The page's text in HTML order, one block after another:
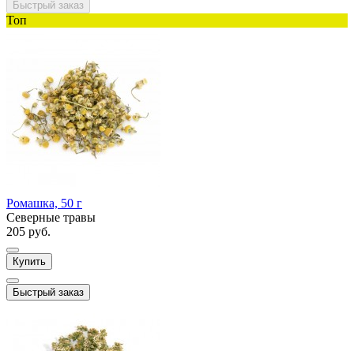
Быстрый заказ
Топ
Ромашка, 50 г
Северные травы
205 руб.
Купить
Быстрый заказ